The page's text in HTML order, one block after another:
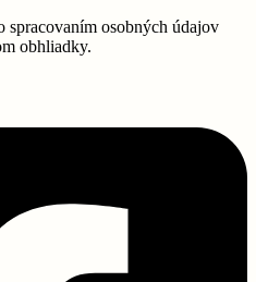
spracovaním osobných údajov
obhliadky.